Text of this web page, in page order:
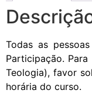
Todas as
Participação.
Teologia), favor
horária do curso.